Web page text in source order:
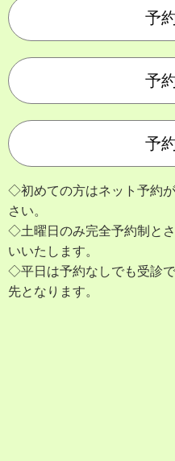
予
予
予
◇初めての方はネット予約
さい。
◇土曜日のみ完全予約制と
いいたします。
◇平日は予約なしでも受診
先となります。